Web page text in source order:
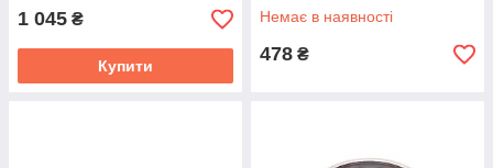
1 045 ₴
Купити
Немає в наявності
478 ₴